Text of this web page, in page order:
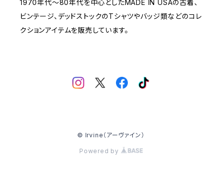
1970年代～80年代を中心としたMADE IN USAの古着、
ビンテージ、デッドストックのTシャツやバッジ類などのコレ
クションアイテムを販売しています。
© Irvine（アーヴァイン）
Powered by